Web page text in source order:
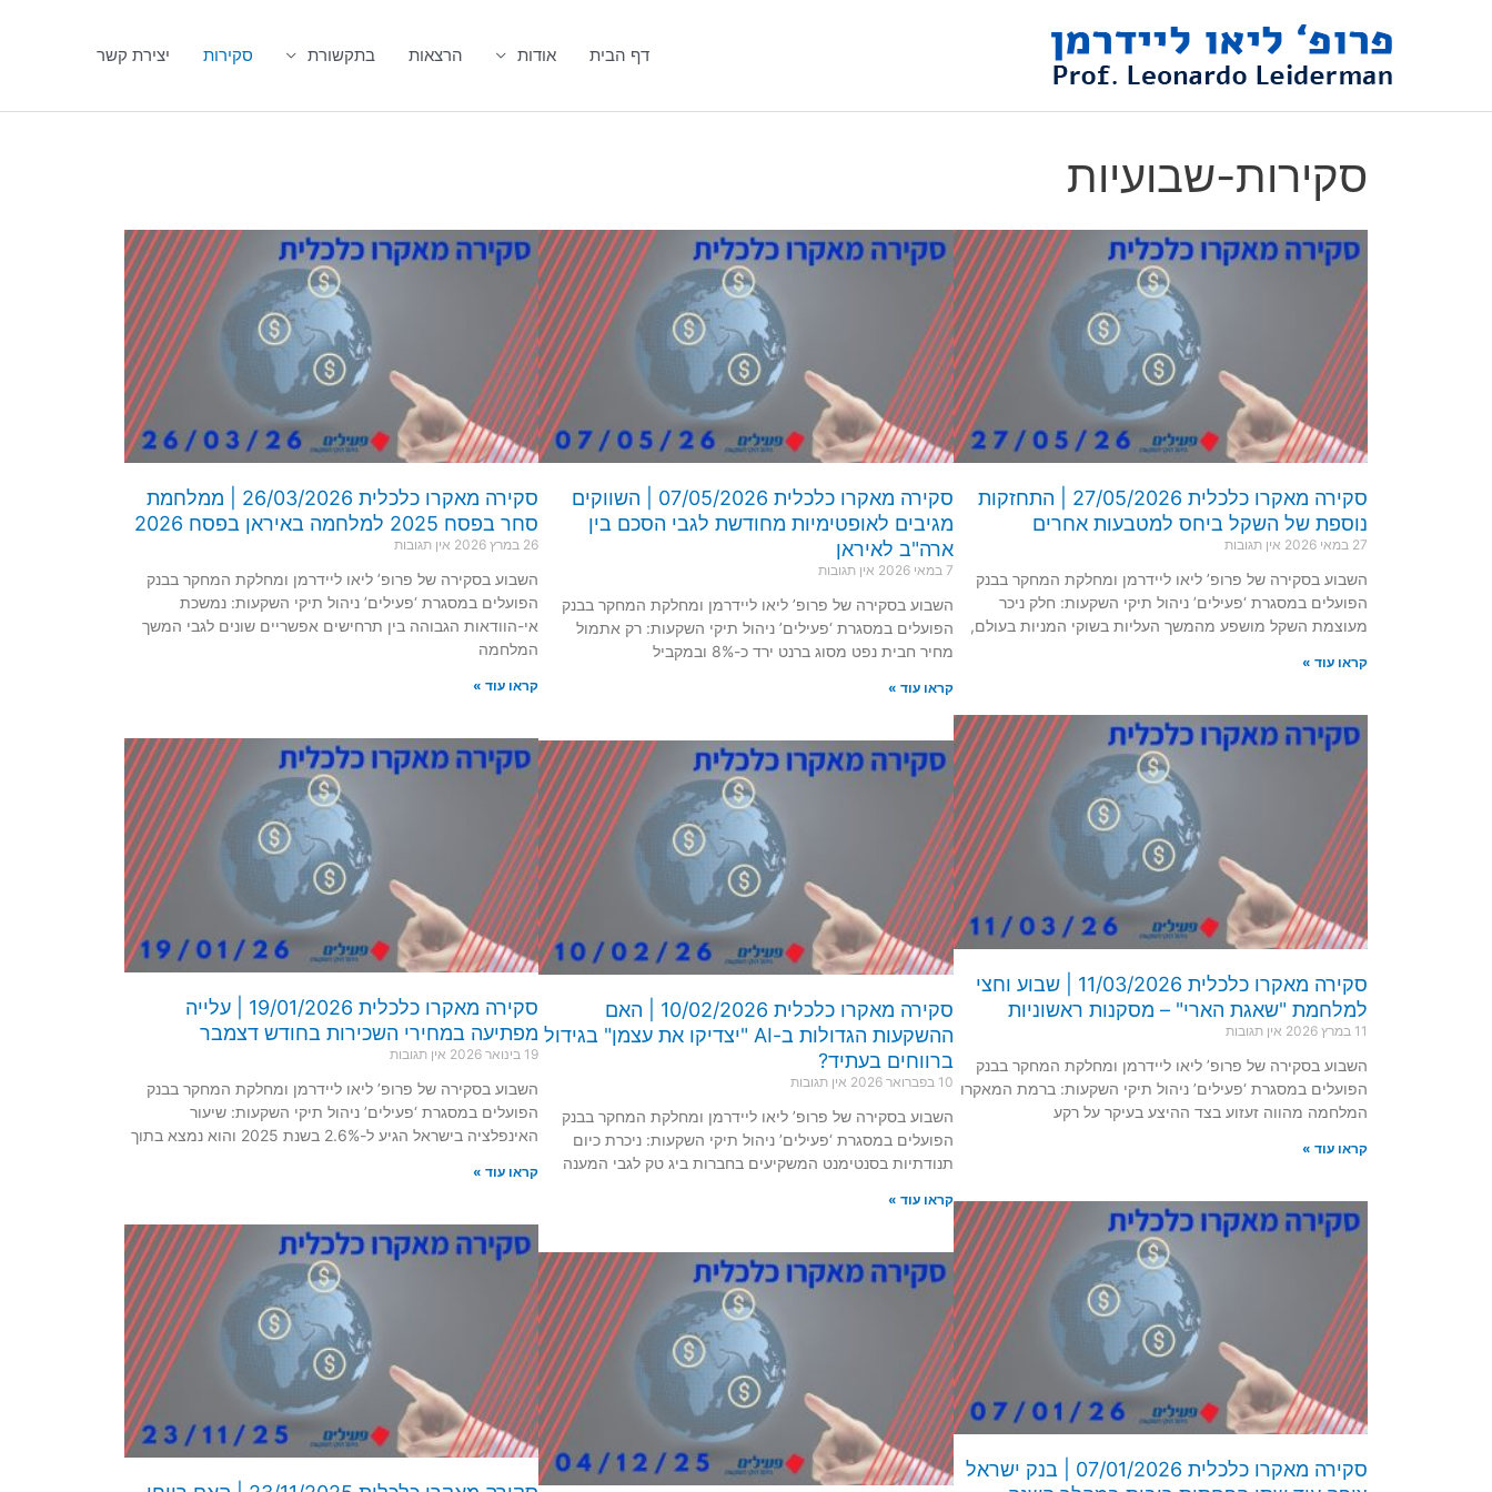
דף הבית אודות הרצאות בתקשורת סקירות יצירת קשר
סקירות-שבועיות
סקירה מאקרו כלכלית 27/05/2026 | התחזקות
נוספת של השקל ביחס למטבעות אחרים
27 במאי 2026 אין תגובות
השבוע בסקירה של פרופ’ ליאו ליידרמן ומחלקת המחקר בבנק
הפועלים במסגרת ‘פעילים’ ניהול תיקי השקעות: חלק ניכר
מעוצמת השקל מושפע מהמשך העליות בשוקי המניות בעולם,
קראו עוד »
סקירה מאקרו כלכלית 07/05/2026 | השווקים
מגיבים לאופטימיות מחודשת לגבי הסכם בין
ארה"ב לאיראן
7 במאי 2026 אין תגובות
השבוע בסקירה של פרופ’ ליאו ליידרמן ומחלקת המחקר בבנק
הפועלים במסגרת ‘פעילים’ ניהול תיקי השקעות: רק אתמול
מחיר חבית נפט מסוג ברנט ירד כ-8% ובמקביל
קראו עוד »
סקירה מאקרו כלכלית 26/03/2026 | ממלחמת
סחר בפסח 2025 למלחמה באיראן בפסח 2026
26 במרץ 2026 אין תגובות
השבוע בסקירה של פרופ’ ליאו ליידרמן ומחלקת המחקר בבנק
הפועלים במסגרת ‘פעילים’ ניהול תיקי השקעות: נמשכת
אי-הוודאות הגבוהה בין תרחישים אפשריים שונים לגבי המשך
המלחמה
קראו עוד »
סקירה מאקרו כלכלית 11/03/2026 | שבוע וחצי
למלחמת "שאגת הארי" – מסקנות ראשוניות
11 במרץ 2026 אין תגובות
השבוע בסקירה של פרופ’ ליאו ליידרמן ומחלקת המחקר בבנק
הפועלים במסגרת ‘פעילים’ ניהול תיקי השקעות: ברמת המאקרו
המלחמה מהווה זעזוע בצד ההיצע בעיקר על רקע
קראו עוד »
סקירה מאקרו כלכלית 10/02/2026 | האם
ההשקעות הגדולות ב-AI "יצדיקו את עצמן" בגידול
ברווחים בעתיד?
10 בפברואר 2026 אין תגובות
השבוע בסקירה של פרופ’ ליאו ליידרמן ומחלקת המחקר בבנק
הפועלים במסגרת ‘פעילים’ ניהול תיקי השקעות: ניכרת כיום
תנודתיות בסנטימנט המשקיעים בחברות ביג טק לגבי המענה
קראו עוד »
סקירה מאקרו כלכלית 19/01/2026 | עלייה
מפתיעה במחירי השכירות בחודש דצמבר
19 בינואר 2026 אין תגובות
השבוע בסקירה של פרופ’ ליאו ליידרמן ומחלקת המחקר בבנק
הפועלים במסגרת ‘פעילים’ ניהול תיקי השקעות: שיעור
האינפלציה בישראל הגיע ל-2.6% בשנת 2025 והוא נמצא בתוך
קראו עוד »
סקירה מאקרו כלכלית 07/01/2026 | בנק ישראל
ע
מ
ע
מ
ע
מ
ע
מ
ע
מ